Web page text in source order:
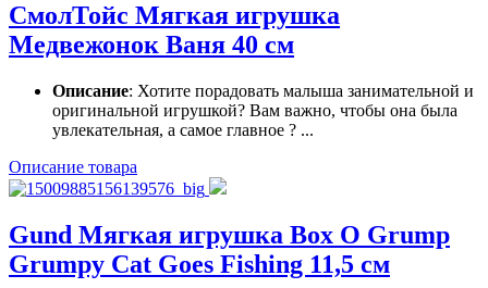
СмолТойс Мягкая игрушка
Медвежонок Ваня 40 см
Описание: Хотите порадовать малыша занимательной и
оригинальной игрушкой? Вам важно, чтобы она была
увлекательная, а самое главное ? ...
Описание товара
Gund Мягкая игрушка Box O Grump
Grumpy Cat Goes Fishing 11,5 см